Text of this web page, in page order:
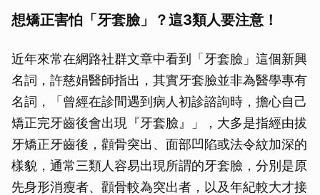
想矯正害怕「牙套臉」？這3類人要注意！
近年來常在網路社群文章中看到「牙套臉」這個新興
名詞，許慈娟醫師指出，其實牙套臉並非為醫學專有
名詞，「曾經在診間遇到病人初診諮詢時，擔心自己
矯正完牙齒後會出現『牙套臉』」，大多是指經由拔
牙矯正牙齒後，顴骨突出、面部凹陷或法令紋加深的
樣貌，通常三類人容易出現所謂的牙套臉，分別是原
先身形消瘦者、顴骨較為突出者，以及年紀較大才接